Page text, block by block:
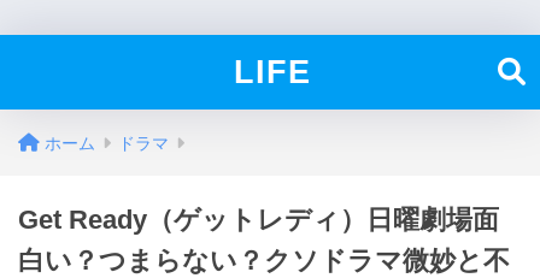
LIFE
ホーム ドラマ
Get Ready（ゲットレディ）日曜劇場面
白い？つまらない？クソドラマ微妙と不